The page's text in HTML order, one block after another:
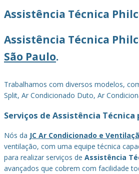
Assistência Técnica
Assistência Técnica
São Paulo.
Trabalhamos com diversos modelos,
Split, Ar Condicionado Duto, Ar
Serviços de Assistência Técnica
Nós da JC Ar Condicionado e
ventilação, com uma equipe técnica
para realizar serviços de Assistência
avançados que cobrem com facilidade